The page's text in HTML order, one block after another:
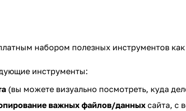
набором полезных инструментов
инструменты:
(вы можете визуально посмотреть, куда
важных файлов/данных сайта, с